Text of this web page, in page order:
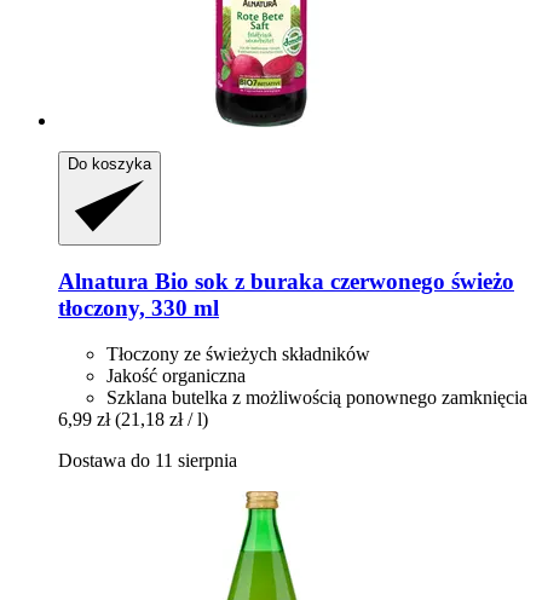
Do koszyka
Alnatura Bio sok z buraka czerwonego świeżo
tłoczony, 330 ml
Tłoczony ze świeżych składników
Jakość organiczna
Szklana butelka z możliwością ponownego zamknięcia
6,99 zł (21,18 zł / l)
Dostawa do 11 sierpnia